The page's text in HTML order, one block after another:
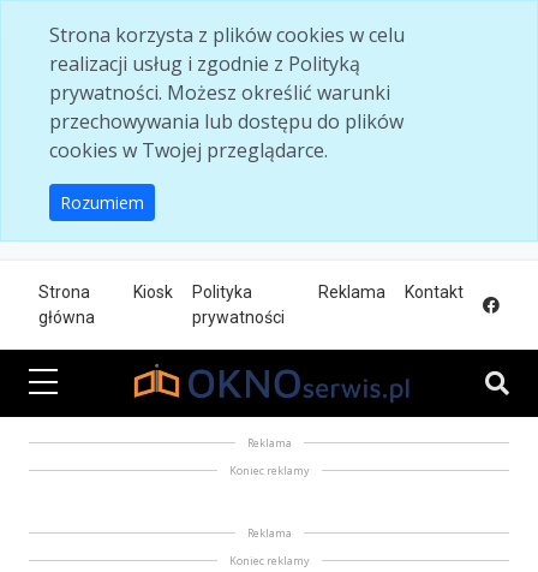
Strona korzysta z plików cookies w celu
realizacji usług i zgodnie z Polityką
prywatności. Możesz określić warunki
przechowywania lub dostępu do plików
cookies w Twojej przeglądarce.
Rozumiem
Strona
główna
Kiosk
Polityka
prywatności
Reklama Kontakt
Reklama
Koniec reklamy
Reklama
Koniec reklamy